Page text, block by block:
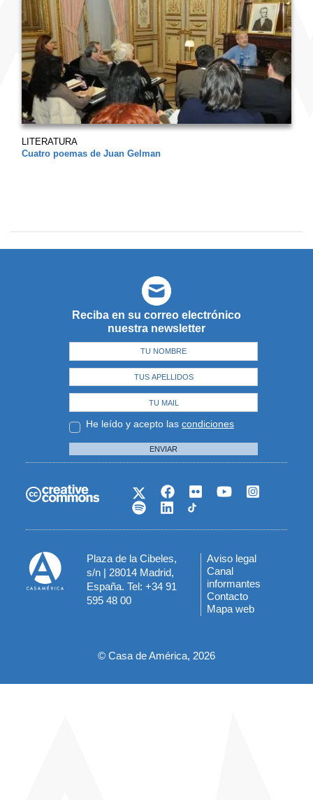
LITERATURA
Cuatro poemas de Juan Gelman
Reciba en su correo electrónico
nuestra newsletter
He leído y acepto las condiciones
ENVIAR
Plaza de la Cibeles,
s/n | 28014 Madrid,
España. Tel: +34 91
595 48 00
Menú
del
pie
Aviso legal
Canal
informantes
Contacto
Mapa web
© Casa de América, 2026